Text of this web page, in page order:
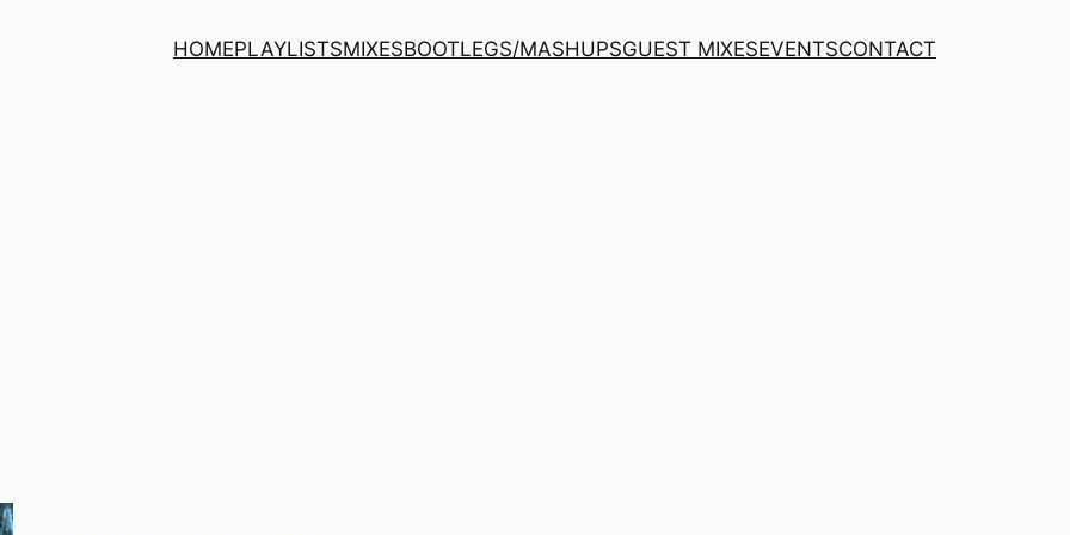
HOMEPLAYLISTSMIXESBOOTLEGS/MASHUPSGUEST MIXESEVENTSCONTACT